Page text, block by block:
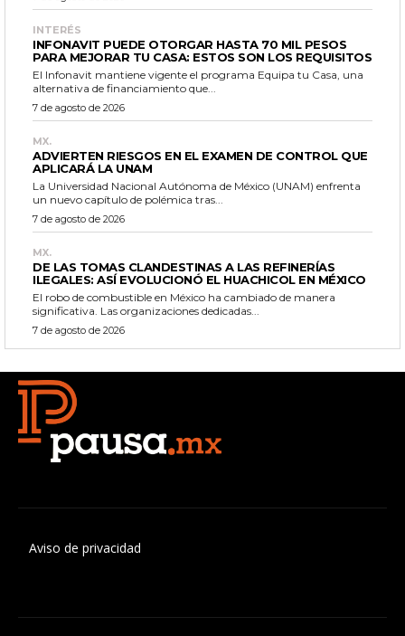
INTERÉS
INFONAVIT PUEDE OTORGAR HASTA 70 MIL PESOS
PARA MEJORAR TU CASA: ESTOS SON LOS REQUISITOS
El Infonavit mantiene vigente el programa Equipa tu Casa, una
alternativa de financiamiento que...
7 de agosto de 2026
MX.
ADVIERTEN RIESGOS EN EL EXAMEN DE CONTROL QUE
APLICARÁ LA UNAM
La Universidad Nacional Autónoma de México (UNAM) enfrenta
un nuevo capítulo de polémica tras...
7 de agosto de 2026
MX.
DE LAS TOMAS CLANDESTINAS A LAS REFINERÍAS
ILEGALES: ASÍ EVOLUCIONÓ EL HUACHICOL EN MÉXICO
El robo de combustible en México ha cambiado de manera
significativa. Las organizaciones dedicadas...
7 de agosto de 2026
Aviso de privacidad